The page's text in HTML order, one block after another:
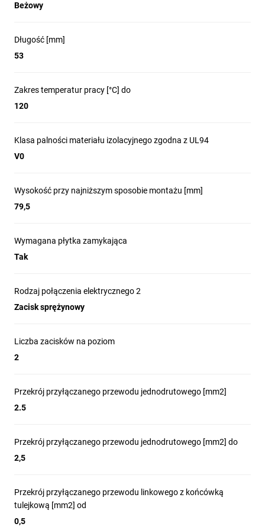
Beżowy
Długość [mm]
53
Zakres temperatur pracy [°C] do
120
Klasa palności materiału izolacyjnego zgodna z UL94
V0
Wysokość przy najniższym sposobie montażu [mm]
79,5
Wymagana płytka zamykająca
Tak
Rodzaj połączenia elektrycznego 2
Zacisk sprężynowy
Liczba zacisków na poziom
2
Przekrój przyłączanego przewodu jednodrutowego [mm2]
2.5
Przekrój przyłączanego przewodu jednodrutowego [mm2] do
2,5
Przekrój przyłączanego przewodu linkowego z końcówką
tulejkową [mm2] od
0,5